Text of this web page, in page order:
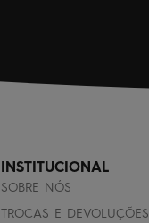
INSTITUCIONAL
SOBRE NÓS
TROCAS E DEVOLUÇÕES